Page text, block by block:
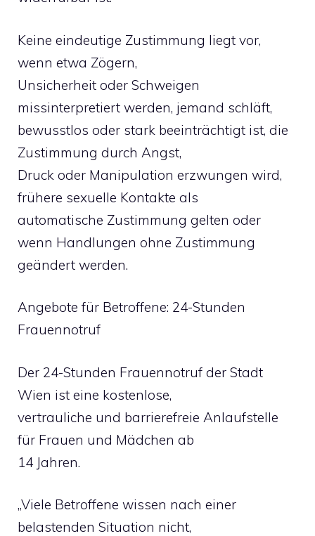
Keine eindeutige Zustimmung liegt vor,
wenn etwa Zögern,
Unsicherheit oder Schweigen
missinterpretiert werden, jemand schläft,
bewusstlos oder stark beeinträchtigt ist, die
Zustimmung durch Angst,
Druck oder Manipulation erzwungen wird,
frühere sexuelle Kontakte als
automatische Zustimmung gelten oder
wenn Handlungen ohne Zustimmung
geändert werden.
Angebote für Betroffene: 24-Stunden
Frauennotruf
Der 24-Stunden Frauennotruf der Stadt
Wien ist eine kostenlose,
vertrauliche und barrierefreie Anlaufstelle
für Frauen und Mädchen ab
14 Jahren.
„Viele Betroffene wissen nach einer
belastenden Situation nicht,